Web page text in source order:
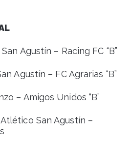
Agustín – Racing FC “B”
Agustín – FC Agrarias “B”
– Amigos Unidos “B”
Atlético San Agustín –